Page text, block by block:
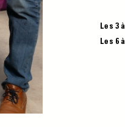
Les 3
Les 6